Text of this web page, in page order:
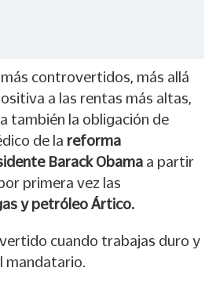
controvertidos, más allá
a las rentas más altas,
también la obligación de
de la reforma
Barack Obama a partir
primera vez las
y petróleo Ártico.
cuando trabajas duro y
mandatario.